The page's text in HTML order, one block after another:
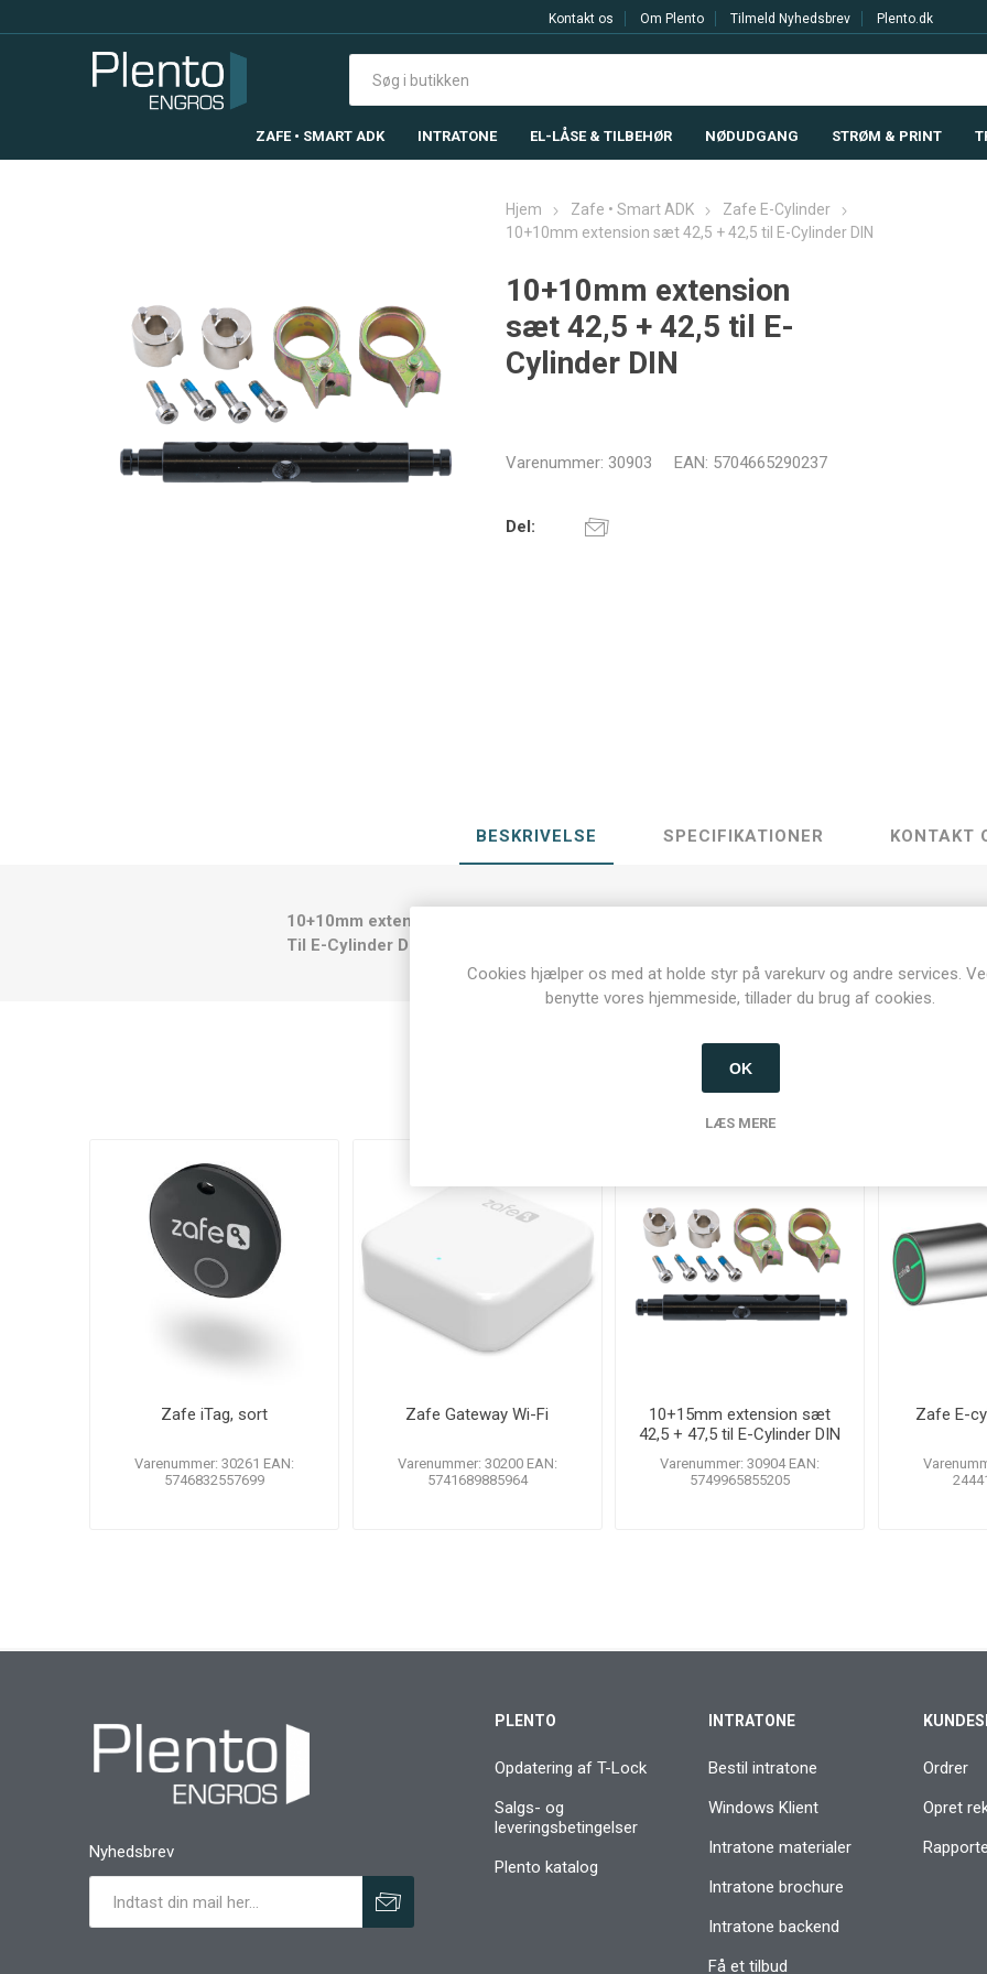
Kontakt os Om Plento Tilmeld Nyhedsbrev Plento.dk
ZAFE • SMART ADK INTRATONE EL-LÅSE & TILBEHØR NØDUDGANG STRØM & PRINT
Hjem Zafe • Smart ADK
Zafe E-Cylinder
10+10mm extension sæt 42,5 + 42,5 til E-Cylinder DIN
10+10mm extension
sæt 42,5 + 42,5 til E-
Cylinder DIN
Varenummer: 30903 EAN: 5704665290237
Del:
BESKRIVELSE SPECIFIKATIONER KONTAKT
10+10mm extensionsæt 42,5+42,5
Til E-Cylinder DIN
Kunder der har købt denne vare købte
Zafe iTag, sort
Varenummer: 30261 EAN:
5746832557699
Zafe Gateway Wi-Fi
Varenummer: 30200 EAN:
5741689885964
10+15mm extension sæt
42,5 + 47,5 til E-Cylinder DIN
Varenummer: 30904 EAN:
5749965855205
Zafe E-
Nyhedsbrev
PLENTO
Opdatering af T-Lock
Salgs- og
leveringsbetingelser
Plento katalog
INTRATONE
Bestil intratone
Windows Klient
Intratone materialer
Intratone brochure
Intratone backend
Få et tilbud
Ordrer
Opret
Cookies hjælper os med at holde styr på varekurv og andre services.
benytte vores hjemmeside, tillader du brug af cookies.
OK
LÆS MERE